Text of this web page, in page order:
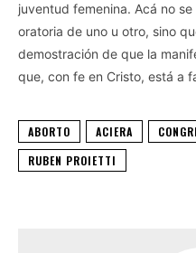
juventud femenina. Acá no
oratoria de uno u otro, sino
demostración de que la
que, con fe en Cristo, está a
ABORTO ACIERA
RUBEN PROIETTI